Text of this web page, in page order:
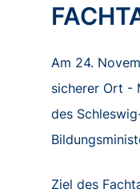
Am 24.
sicherer Ort -
des
Ziel des